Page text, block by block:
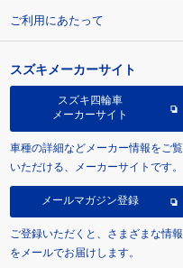
ご利用にあたって
スズキメーカーサイト
スズキ四輪車
メーカーサイト
車種の詳細などメーカー情報をご覧
いただける、メーカーサイトです。
メールマガジン登録
ご登録いただくと、さまざまな情報
をメールでお届けします。